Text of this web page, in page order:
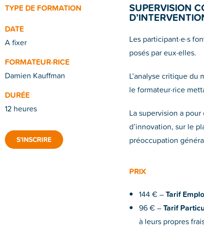
TYPE DE FORMATION
DATE
A fixer
FORMATEUR·RICE
Damien Kauffman
DURÉE
12 heures
S'INSCRIRE
SUPERVISION
Les participant·e·s
posés par eux·elles.
L’analyse critique
le formateur·rice
La supervision a
d’innovation, sur le
préoccupation
PRIX
144 € –Tarif
96 € –Tarif
à leurs propres